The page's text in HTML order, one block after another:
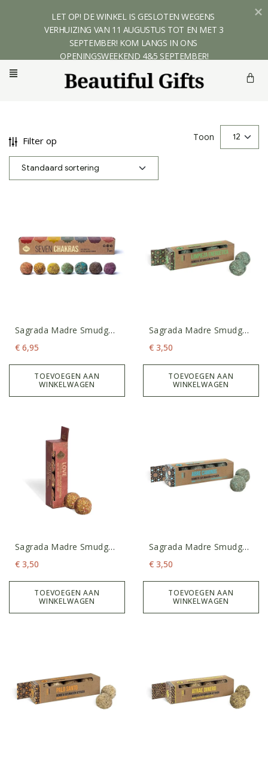
Filter op Toon
Sagrada Madre Smudge
Bombs- 7 Chakra’s
€ 6,95
TOEVOEGEN AAN
WINKELWAGEN
Sagrada Madre Smudge
Bombs- Energie
€ 3,50
TOEVOEGEN AAN
WINKELWAGEN
Sagrada Madre Smudge
Bombs- Liefde
€ 3,50
TOEVOEGEN AAN
WINKELWAGEN
Sagrada Madre Smudge
Bombs- Mogelijkheden
Openen
€ 3,50
TOEVOEGEN AAN
WINKELWAGEN
LET OP! DE WINKEL IS GESLOTEN WEGENS
VERHUIZING VAN 11 AUGUSTUS TOT EN MET 3
SEPTEMBER! KOM LANGS IN ONS
OPENINGSWEEKEND 4&5 SEPTEMBER!